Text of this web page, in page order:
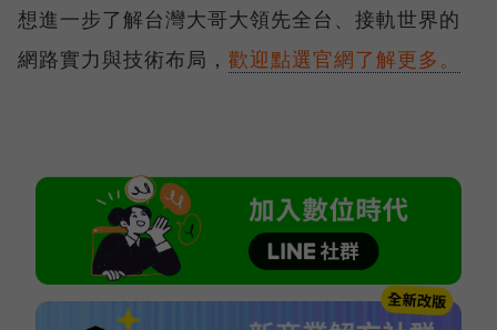
想進一步了解台灣大哥大領先全台、接軌世界的
網路實力與技術布局， 歡迎點選官網了解更多。